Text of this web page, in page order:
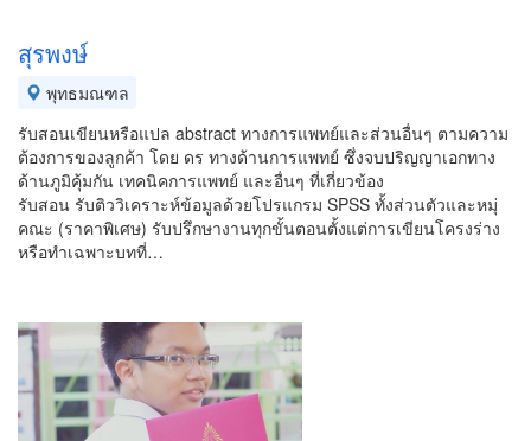
สุรพงษ์
พุทธมณฑล
รับสอนเขียนหรือแปล abstract ทางการแพทย์และส่วนอื่นๆ ตามความ
ต้องการของลูกค้า โดย ดร ทางด้านการแพทย์ ซึ่งจบปริญญาเอกทาง
ด้านภูมิคุ้มกัน เทคนิคการแพทย์ และอื่นๆ ที่เกี่ยวข้อง
รับสอน รับติววิเคราะห์ข้อมูลด้วยโปรแกรม SPSS ทั้งส่วนตัวและหมุ่
คณะ (ราคาพิเศษ) รับปรึกษางานทุกขั้นตอนตั้งแต่การเขียนโครงร่าง
หรือทำเฉพาะบทที่…